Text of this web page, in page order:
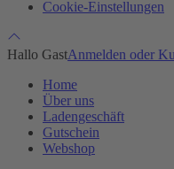
Cookie-Einstellungen
Hallo GastAnmelden oder
Home
Über uns
Ladengeschäft
Gutschein
Webshop